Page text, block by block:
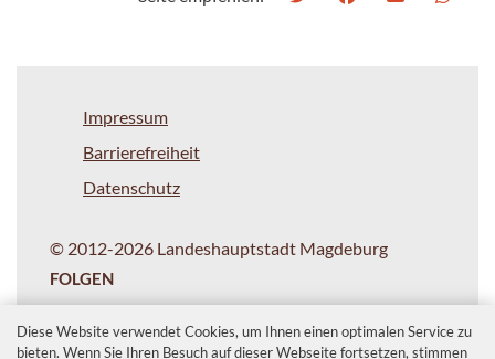
Diese Website verwendet Cookies, um Ihnen einen optimalen Service zu
bieten. Wenn Sie Ihren Besuch auf dieser Webseite fortsetzen, stimmen
Impressum
Barrierefreiheit
Datenschutz
© 2012-2026 Landeshauptstadt Magdeburg
FOLGEN